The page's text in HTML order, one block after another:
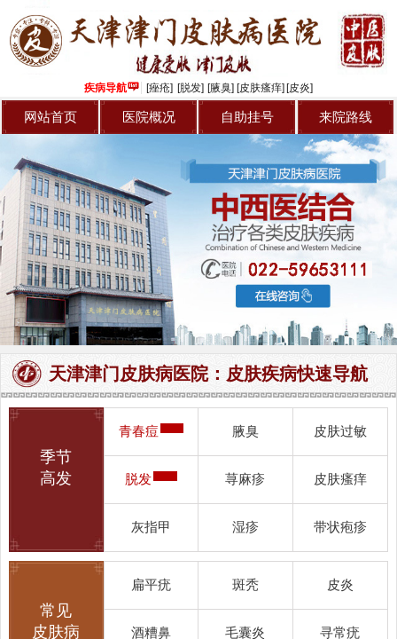
疾病导航 [痤疮] [脱发] [腋臭] [皮肤瘙痒] [皮炎]
网站首页 医院概况 自助挂号 来院路线
天津津门皮肤病医院：皮肤疾病快速导航
季节
高发
青春痘 腋臭 皮肤过敏
脱发 荨麻疹 皮肤瘙痒
灰指甲 湿疹 带状疱疹
常见
皮肤病
扁平疣 斑秃 皮炎
酒糟鼻 毛囊炎 寻常疣